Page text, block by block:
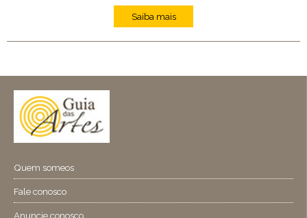
Saiba mais
Quem someos
Fale conosco
Anuncie conosco